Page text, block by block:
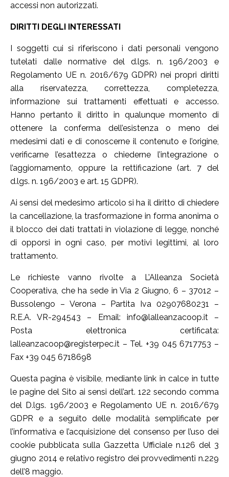
accessi non autorizzati.
DIRITTI DEGLI INTERESSATI
I soggetti cui si riferiscono i dati personali vengono
tutelati dalle normative del d.lgs. n. 196/2003 e
Regolamento UE n. 2016/679 GDPR) nei propri diritti
alla riservatezza, correttezza, completezza,
informazione sui trattamenti effettuati e accesso.
Hanno pertanto il diritto in qualunque momento di
ottenere la conferma dell’esistenza o meno dei
medesimi dati e di conoscerne il contenuto e l’origine,
verificarne l’esattezza o chiederne l’integrazione o
l’aggiornamento, oppure la rettificazione (art. 7 del
d.lgs. n. 196/2003 e art. 15 GDPR).
Ai sensi del medesimo articolo si ha il diritto di chiedere
la cancellazione, la trasformazione in forma anonima o
il blocco dei dati trattati in violazione di legge, nonché
di opporsi in ogni caso, per motivi legittimi, al loro
trattamento.
Le richieste vanno rivolte a L’Alleanza Società
Cooperativa, che ha sede in Via 2 Giugno, 6 – 37012 –
Bussolengo – Verona – Partita Iva 02907680231 –
R.E.A. VR-294543 – Email: info@lalleanzacoop.it –
Posta elettronica certificata:
lalleanzacoop@registerpec.it – Tel. +39 045 6717753 –
Fax +39 045 6718698
Questa pagina è visibile, mediante link in calce in tutte
le pagine del Sito ai sensi dell’art. 122 secondo comma
del D.lgs. 196/2003 e Regolamento UE n. 2016/679
GDPR e a seguito delle modalità semplificate per
l’informativa e l’acquisizione del consenso per l’uso dei
cookie pubblicata sulla Gazzetta Ufficiale n.126 del 3
giugno 2014 e relativo registro dei provvedimenti n.229
dell’8 maggio.